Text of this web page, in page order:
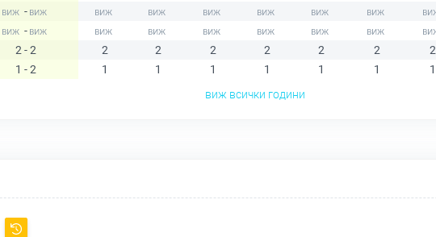
-
-
2 - 2 2 2 2 2 2 2
2
1 - 2 1 1 1 1 1 1
1
виж всички години